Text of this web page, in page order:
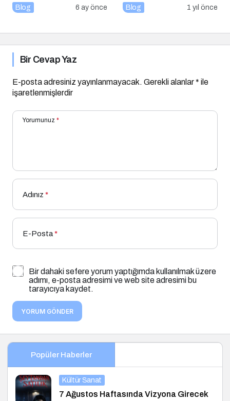
Blog 6 ay önce Blog 1 yıl önce
Bir Cevap Yaz
E-posta adresiniz yayınlanmayacak. Gerekli alanlar* ile
işaretlenmişlerdir
Yorumunuz *
Adınız *
E-Posta*
Bir dahaki sefere yorum yaptığımda kullanılmak üzere
adımı, e-posta adresimi ve web site adresimi bu
tarayıcıya kaydet.
YORUM GÖNDER
Popüler Haberler
Kültür Sanat
7 Ağustos Haftasında Vizyona Girecek